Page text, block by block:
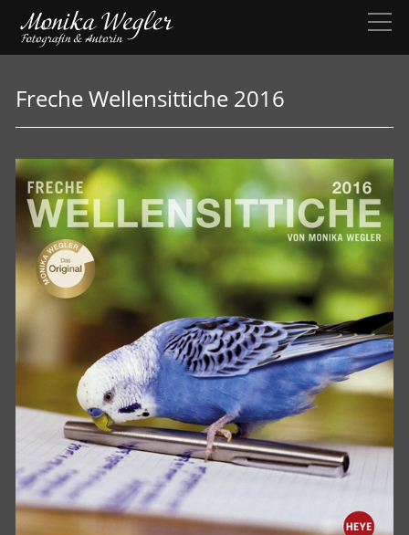
Freche Wellensittiche 2016